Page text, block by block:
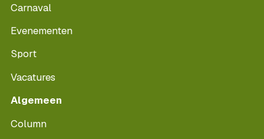
Carnaval
Evenementen
Sport
Vacatures
Algemeen
Column